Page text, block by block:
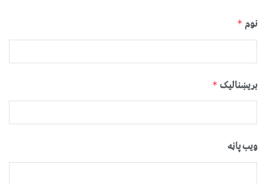
نوم *
بریښنالیک *
ویب پاڼه